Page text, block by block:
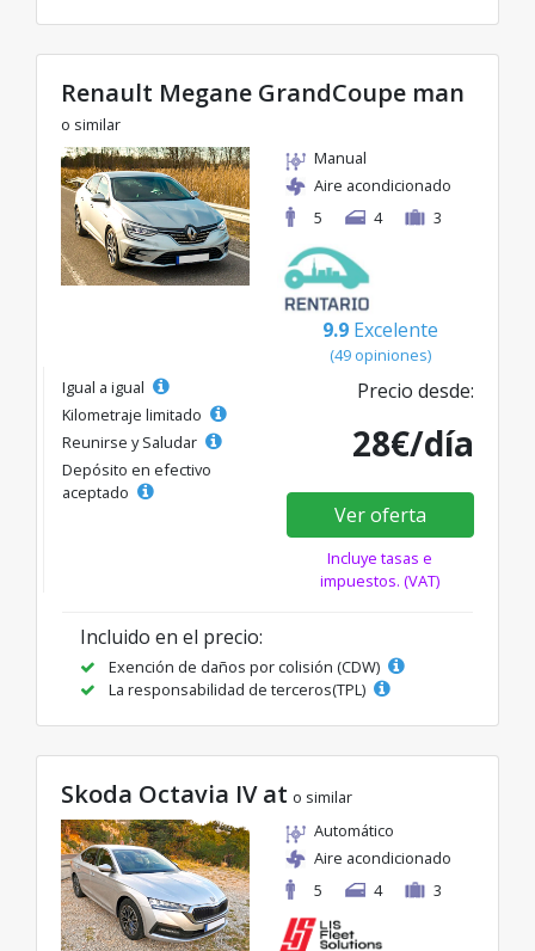
Renault Megane GrandCoupe man
o similar
Manual
Aire acondicionado
5
4 3
9.9 Excelente
(49 opiniones)
Igual a igual
Kilometraje limitado
Reunirse y Saludar
Depósito en efectivo
aceptado
Precio desde:
28€/día
Ver oferta
Incluye tasas e
impuestos. (VAT)
Incluido en el precio:
Exención de daños por colisión (CDW)
La responsabilidad de terceros(TPL)
Skoda Octavia IV at o similar
Automático
Aire acondicionado
5
4 3